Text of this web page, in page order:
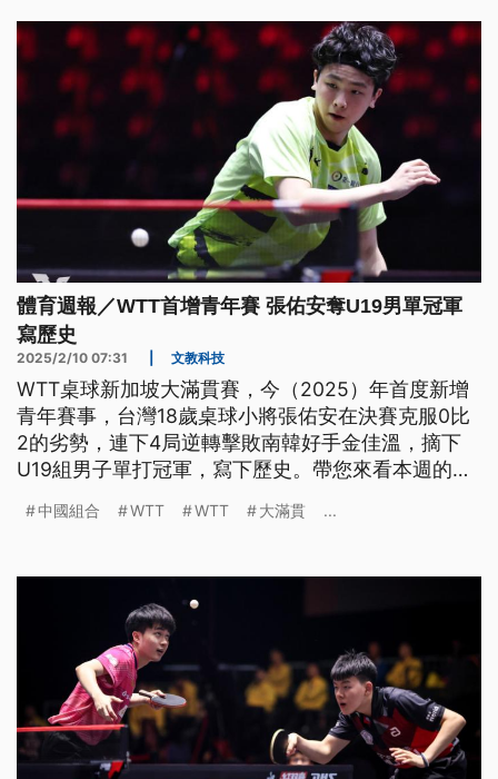
情經過，聽取各方意見。桌協則發出聲明，強調對各
界的批評指教，會虛心檢討。
體育週報／WTT首增青年賽 張佑安奪U19男單冠軍
寫歷史
2025/2/10 07:31 文教科技
WTT桌球新加坡大滿貫賽，今（2025）年首度新增
青年賽事，台灣18歲桌球小將張佑安在決賽克服0比
2的劣勢，連下4局逆轉擊敗南韓好手金佳溫，摘下
U19組男子單打冠軍，寫下歷史。帶您來看本週的體
中國組合 WTT WTT 大滿貫 ...